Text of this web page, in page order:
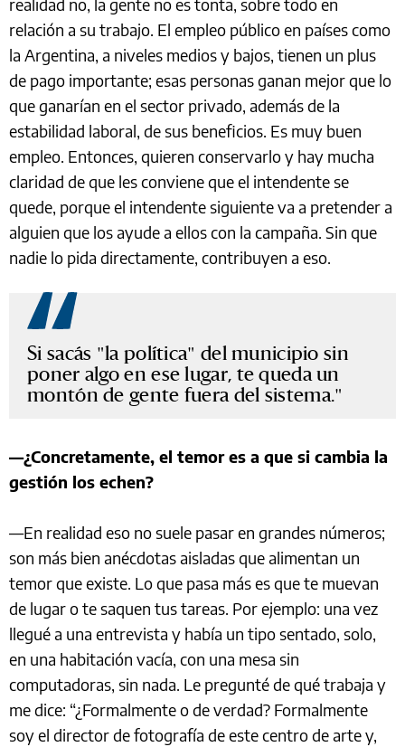
realidad no, la gente no es tonta, sobre todo en
relación a su trabajo. El empleo público en países como
la Argentina, a niveles medios y bajos, tienen un plus
de pago importante; esas personas ganan mejor que lo
que ganarían en el sector privado, además de la
estabilidad laboral, de sus beneficios. Es muy buen
empleo. Entonces, quieren conservarlo y hay mucha
claridad de que les conviene que el intendente se
quede, porque el intendente siguiente va a pretender a
alguien que los ayude a ellos con la campaña. Sin que
nadie lo pida directamente, contribuyen a eso.
Si sacás "la política" del municipio sin
poner algo en ese lugar, te queda un
montón de gente fuera del sistema.
—¿Concretamente, el temor es a que si cambia la
gestión los echen?
—En realidad eso no suele pasar en grandes números;
son más bien anécdotas aisladas que alimentan un
temor que existe. Lo que pasa más es que te muevan
de lugar o te saquen tus tareas. Por ejemplo: una vez
llegué a una entrevista y había un tipo sentado, solo,
en una habitación vacía, con una mesa sin
computadoras, sin nada. Le pregunté de qué trabaja y
me dice: “¿Formalmente o de verdad? Formalmente
soy el director de fotografía de este centro de arte y,